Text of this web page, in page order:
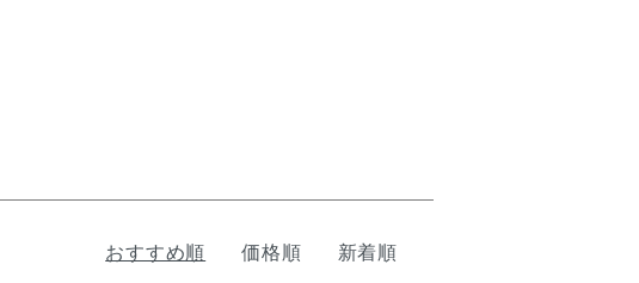
おすすめ順 価格順 新着順